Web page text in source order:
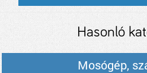
Hasonló
Mosógép,